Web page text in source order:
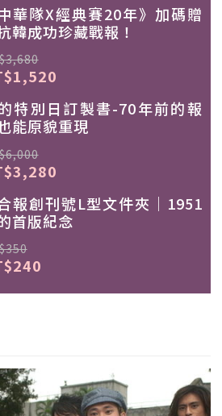
中華隊X經典賽20年》加碼贈
韓成功珍藏戰報！
特別日訂製書-70年前的報
能原貌重現
報創刊號L型文件夾｜1951
首版紀念